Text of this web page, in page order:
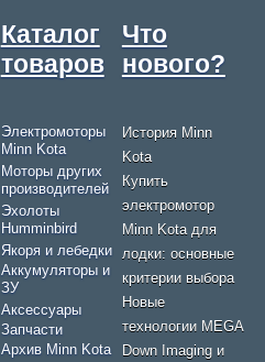
Что
нового?
История Minn
Kota
Купить
электромотор
Minn Kota для
лодки: основные
критерии выбора
Новые
технологии MEGA
Down Imaging и
Каталог
товаров
Электромоторы
Minn Kota
Моторы других
производителей
Эхолоты
Humminbird
Якоря и лебедки
Аккумуляторы и
ЗУ
Аксессуары
Запчасти
Архив Minn Kota